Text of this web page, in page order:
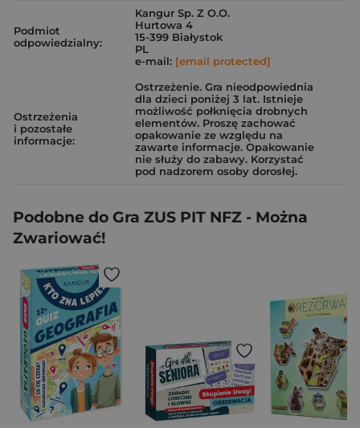
Podmiot
odpowiedzialny:
Kangur Sp. Z O.O.
Hurtowa 4
15-399 Białystok
PL
e-mail: [email protected]
Ostrzeżenia
i pozostałe
informacje:
Ostrzeżenie. Gra nieodpowiednia
dla dzieci poniżej 3 lat. Istnieje
możliwość połknięcia drobnych
elementów. Proszę zachować
opakowanie ze względu na
zawarte informacje. Opakowanie
nie służy do zabawy. Korzystać
pod nadzorem osoby dorosłej.
Podobne do Gra ZUS PIT NFZ - Można
Zwariować!